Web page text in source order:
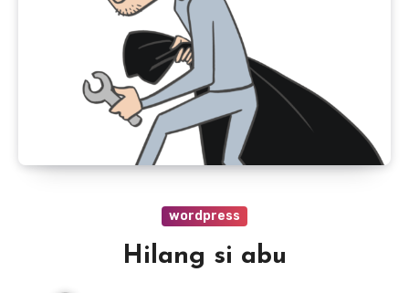
wordpress
Hilang si abu